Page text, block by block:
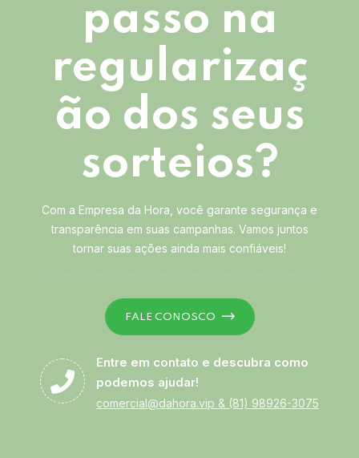
passo na
regularizaç
ão dos seus
sorteios?
Com a Empresa da Hora, você garante segurança e
transparência em suas campanhas. Vamos juntos
tornar suas ações ainda mais confiáveis!
FALE CONOSCO
Entre em contato e descubra como
podemos ajudar!
comercial@dahora.vip & (81) 98926-3075